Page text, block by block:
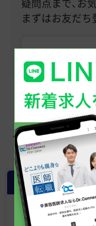
疑問点まで、お
まずはお友だち
この求人を
常勤